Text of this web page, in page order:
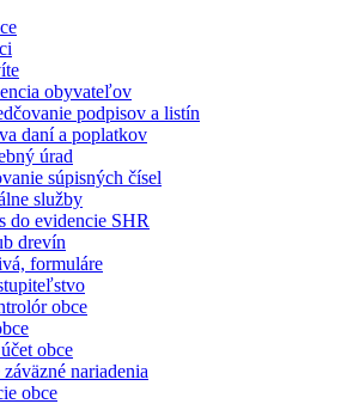
obyvateľov
podpisov a listín
daní a poplatkov
úrad
súpisných čísel
služby
do evidencie SHR
drevín
formuláre
obce
obce
nariadenia
obce